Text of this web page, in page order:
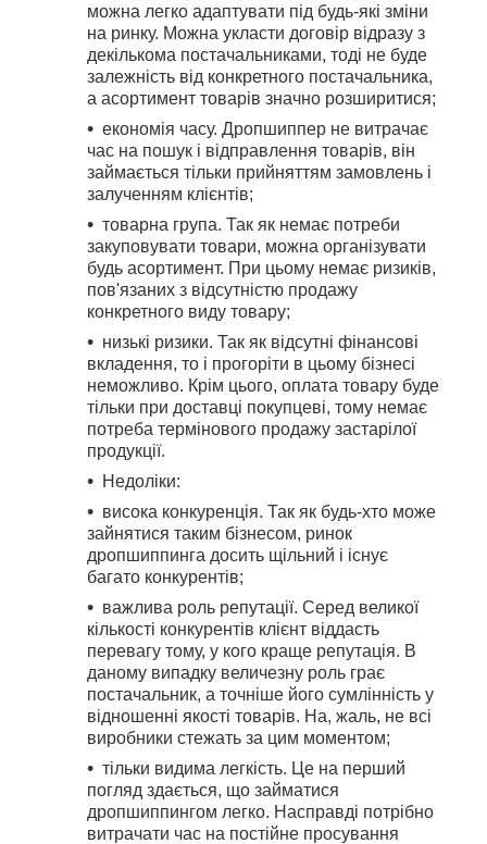
можна легко адаптувати під будь-які зміни
на ринку. Можна укласти договір відразу з
декількома постачальниками, тоді не буде
залежність від конкретного постачальника,
а асортимент товарів значно розширитися;
економія часу. Дропшиппер не витрачає
час на пошук і відправлення товарів, він
займається тільки прийняттям замовлень і
залученням клієнтів;
товарна група. Так як немає потреби
закуповувати товари, можна організувати
будь асортимент. При цьому немає ризиків,
пов'язаних з відсутністю продажу
конкретного виду товару;
низькі ризики. Так як відсутні фінансові
вкладення, то і прогоріти в цьому бізнесі
неможливо. Крім цього, оплата товару буде
тільки при доставці покупцеві, тому немає
потреба термінового продажу застарілої
продукції.
Недоліки:
висока конкуренція. Так як будь-хто може
зайнятися таким бізнесом, ринок
дропшиппинга досить щільний і існує
багато конкурентів;
важлива роль репутації. Серед великої
кількості конкурентів клієнт віддасть
перевагу тому, у кого краще репутація. В
даному випадку величезну роль грає
постачальник, а точніше його сумлінність у
відношенні якості товарів. На, жаль, не всі
виробники стежать за цим моментом;
тільки видима легкість. Це на перший
погляд здається, що займатися
дропшиппингом легко. Насправді потрібно
витрачати час на постійне просування